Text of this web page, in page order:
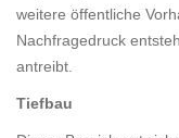
weitere öffentliche
Nachfragedruck
antreibt.
Tiefbau